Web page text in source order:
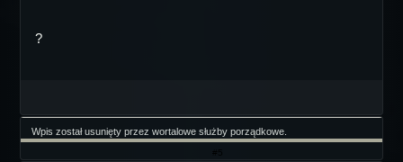
?
Wpis został usunięty przez wortalowe służby porządkowe.
#5